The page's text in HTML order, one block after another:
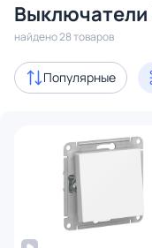
Выключатели
найдено 28 товаров
Популярные
диммеры
В наличии 24